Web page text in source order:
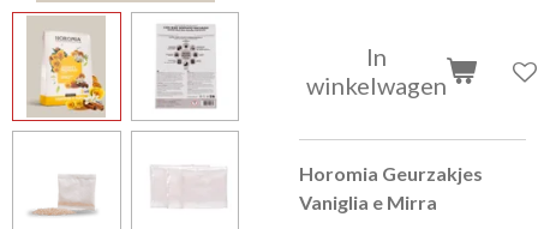
In
winkelwagen
Horomia Geurzakjes
Vaniglia e Mirra